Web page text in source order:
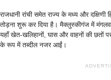
राजधानी रांची समेत राज्य के मध्य और दक्षिणी
तोड़ना शुरू कर दिया है। मैक्लुस्कीगंज में
यहाँ खेत-खलिहानों, घास और वाहनों की छतों
के रूप में तब्दील नजर आईं।